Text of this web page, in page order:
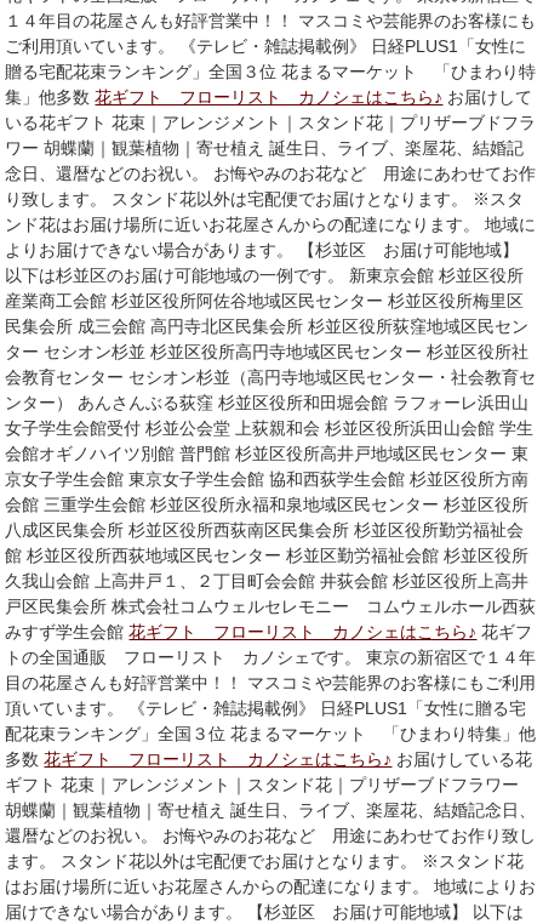
１４年目の花屋さんも好評営業中！！ マスコミや芸能界のお客様にも
ご利用頂いています。 《テレビ・雑誌掲載例》 日経PLUS1「女性に
贈る宅配花束ランキング」全国３位 花まるマーケット 「ひまわり特
集」他多数花ギフト フローリスト カノシェはこちら♪ お届けして
いる花ギフト 花束｜アレンジメント｜スタンド花｜プリザーブドフラ
ワー 胡蝶蘭｜観葉植物｜寄せ植え 誕生日、ライブ、楽屋花、結婚記
念日、還暦などのお祝い。 お悔やみのお花など 用途にあわせてお作
り致します。 スタンド花以外は宅配便でお届けとなります。 ※スタ
ンド花はお届け場所に近いお花屋さんからの配達になります。 地域に
よりお届けできない場合があります。 【杉並区 お届け可能地域】
以下は杉並区のお届け可能地域の一例です。 新東京会館 杉並区役所
産業商工会館 杉並区役所阿佐谷地域区民センター 杉並区役所梅里区
民集会所 成三会館 高円寺北区民集会所 杉並区役所荻窪地域区民セン
ター セシオン杉並 杉並区役所高円寺地域区民センター 杉並区役所社
会教育センター セシオン杉並（高円寺地域区民センター・社会教育セ
ンター） あんさんぶる荻窪 杉並区役所和田堀会館 ラフォーレ浜田山
女子学生会館受付 杉並公会堂 上荻親和会 杉並区役所浜田山会館 学生
会館オギノハイツ別館 普門館 杉並区役所高井戸地域区民センター 東
京女子学生会館 東京女子学生会館 協和西荻学生会館 杉並区役所方南
会館 三重学生会館 杉並区役所永福和泉地域区民センター 杉並区役所
八成区民集会所 杉並区役所西荻南区民集会所 杉並区役所勤労福祉会
館 杉並区役所西荻地域区民センター 杉並区勤労福祉会館 杉並区役所
久我山会館 上高井戸１、２丁目町会会館 井荻会館 杉並区役所上高井
戸区民集会所 株式会社コムウェルセレモニー コムウェルホール西荻
みすず学生会館花ギフト フローリスト カノシェはこちら♪ 花ギフ
トの全国通販 フローリスト カノシェです。 東京の新宿区で１４年
目の花屋さんも好評営業中！！ マスコミや芸能界のお客様にもご利用
頂いています。 《テレビ・雑誌掲載例》 日経PLUS1「女性に贈る宅
配花束ランキング」全国３位 花まるマーケット 「ひまわり特集」他
多数花ギフト フローリスト カノシェはこちら♪ お届けしている花
ギフト 花束｜アレンジメント｜スタンド花｜プリザーブドフラワー
胡蝶蘭｜観葉植物｜寄せ植え 誕生日、ライブ、楽屋花、結婚記念日、
還暦などのお祝い。 お悔やみのお花など 用途にあわせてお作り致し
ます。 スタンド花以外は宅配便でお届けとなります。 ※スタンド花
はお届け場所に近いお花屋さんからの配達になります。 地域によりお
届けできない場合があります。 【杉並区 お届け可能地域】 以下は